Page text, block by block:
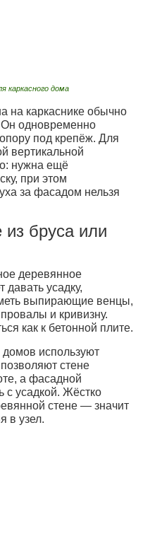
каркасного дома
на каркаснике обычно
Он одновременно
под крепёж. Для
вертикальной
нужна ещё
при этом
за фасадом нельзя
бруса или
деревянное
давать усадку,
выпирающие венцы,
и кривизну.
как к бетонной плите.
используют
стене
а фасадной
с усадкой. Жёстко
стене — значит
в узел.